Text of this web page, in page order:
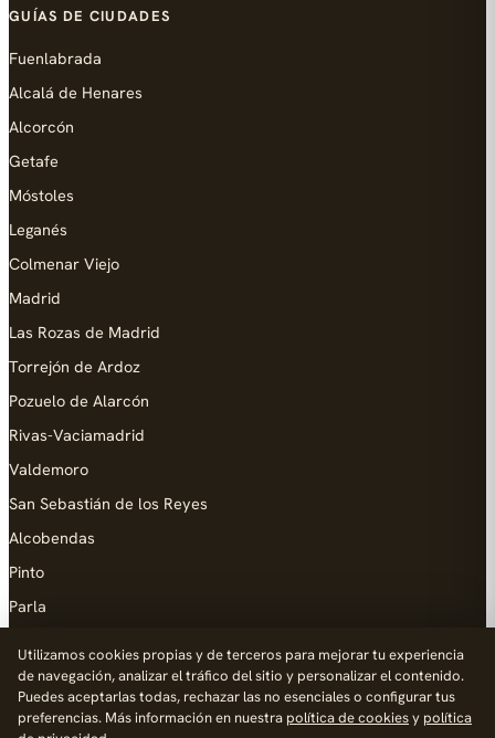
GUÍAS DE CIUDADES
Fuenlabrada
Alcalá de Henares
Alcorcón
Getafe
Móstoles
Leganés
Colmenar Viejo
Madrid
Las Rozas de Madrid
Torrejón de Ardoz
Pozuelo de Alarcón
Rivas-Vaciamadrid
Valdemoro
San Sebastián de los Reyes
Alcobendas
Pinto
Parla
AYUDA
Utilizamos cookies propias y de terceros para mejorar tu experiencia
de navegación, analizar el tráfico del sitio y personalizar el contenido.
Puedes aceptarlas todas, rechazar las no esenciales o configurar tus
preferencias. Más información en nuestra política de cookiesy política